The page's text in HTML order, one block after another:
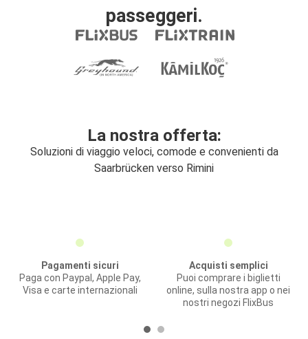
passeggeri.
La nostra offerta:
Soluzioni di viaggio veloci, comode e convenienti da
Saarbrücken verso Rimini
Pagamenti sicuri
Paga con Paypal, Apple Pay,
Visa e carte internazionali
Acquisti semplici
Puoi comprare i biglietti
online, sulla nostra app o nei
nostri negozi FlixBus